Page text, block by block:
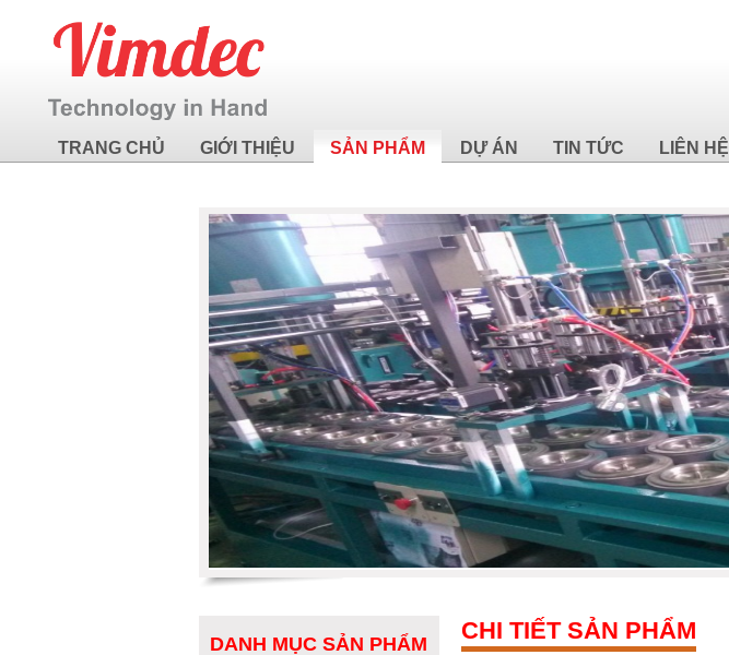
TRANG CHỦ GIỚI THIỆU SẢN PHẨM DỰ ÁN TIN TỨC LIÊN HỆ
DANH MỤC SẢN PHẨM CHI TIẾT SẢN PHẨM